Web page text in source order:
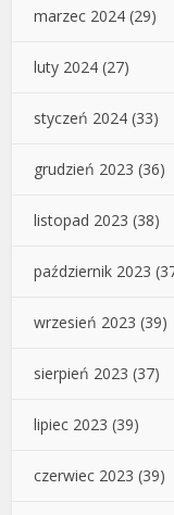
marzec 2024 (29)
luty 2024 (27)
styczeń 2024 (33)
grudzień 2023 (36)
listopad 2023 (38)
październik 2023
wrzesień 2023 (39)
sierpień 2023 (37)
lipiec 2023 (39)
czerwiec 2023 (39)